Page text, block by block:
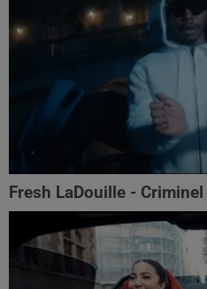
Fresh LaDouille - Criminel